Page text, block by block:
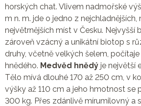
horských chat. Vlivem nadmořské
m n. m. jde o jedno z nejchladnějších,
největrnějších míst v Česku. Nejvyšší
zároveň vzácný a unikátní biotop s
druhy, včetně velkých šelem,
hnědého. Medvěd hnědý je největší
Tělo mívá dlouhé 170 až 250 cm, v
výšky až 110 cm a jeho hmotnost se
300 kg. Přes zdánlivě mírumilovný a